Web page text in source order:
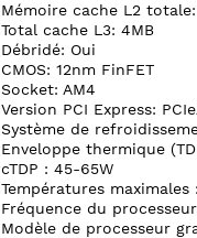
Mémoire cache L2 totale:
Total cache L3: 4MB
Débridé: Oui
CMOS: 12nm FinFET
Socket: AM4
Version PCI Express:
Système de
Enveloppe thermique
cTDP : 45-65W
Températures maximales
Fréquence du
Modèle de processeur